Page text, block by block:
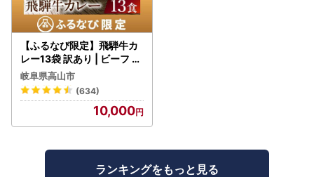
【ふるなび限定】飛騨牛カ
レー13袋 訳あり | ビーフ レ
トルト 訳あり DC006-CP
01 FN-Limited-VO
岐阜県高山市
(634)
10,000
ランキングをもっと見る